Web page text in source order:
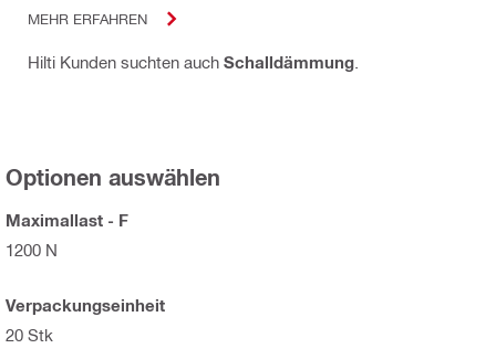
MEHR ERFAHREN
Hilti Kunden suchten auch Schalldämmung
Optionen auswählen
Maximallast - F
1200 N
Verpackungseinheit
20 Stk